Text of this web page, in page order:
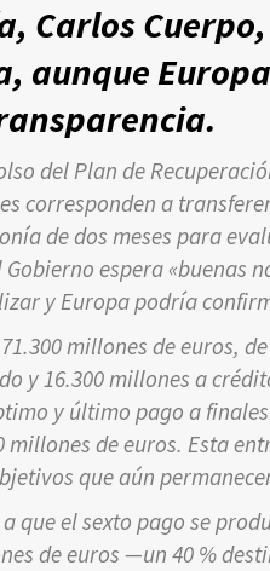
Carlos
aunque
del Plan de
corresponden a
de dos meses para
espera «buenas
y Europa podría
millones de euros,
y 16.300 millones a
y último pago a
de euros. Esta
que aún
que el sexto pago se
de euros —un 40 %